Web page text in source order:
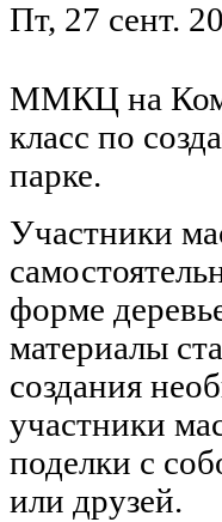
Пт, 27 сент.
ММКЦ на
класс по
парке.
Участники
форме
материалы
создания
участники
поделки с
или друзей.